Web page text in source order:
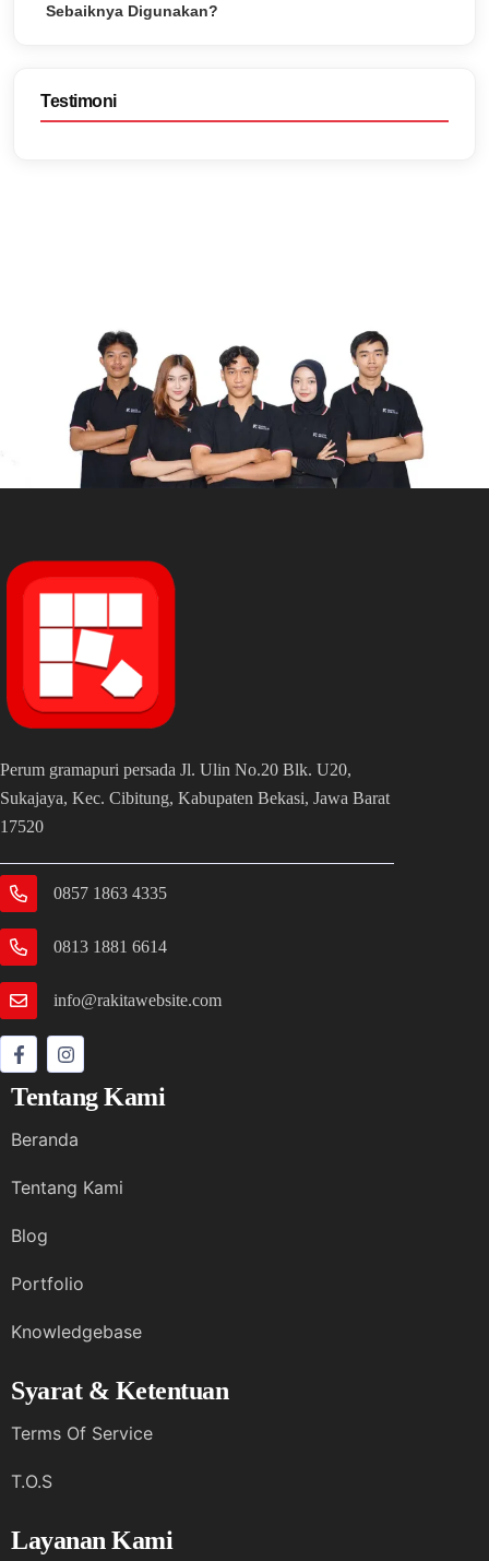
Sebaiknya Digunakan?
Testimoni
Perum gramapuri persada Jl. Ulin No.20 Blk. U20,
Sukajaya, Kec. Cibitung, Kabupaten Bekasi, Jawa Barat
17520
0857 1863 4335
0813 1881 6614
info@rakitawebsite.com
Tentang Kami
Beranda
Tentang Kami
Blog
Portfolio
Knowledgebase
Syarat & Ketentuan
Terms Of Service
T.O.S
Layanan Kami